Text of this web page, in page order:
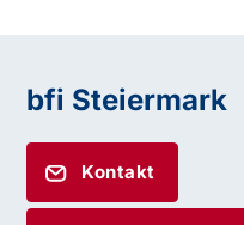
bfi Steiermark
Kontakt